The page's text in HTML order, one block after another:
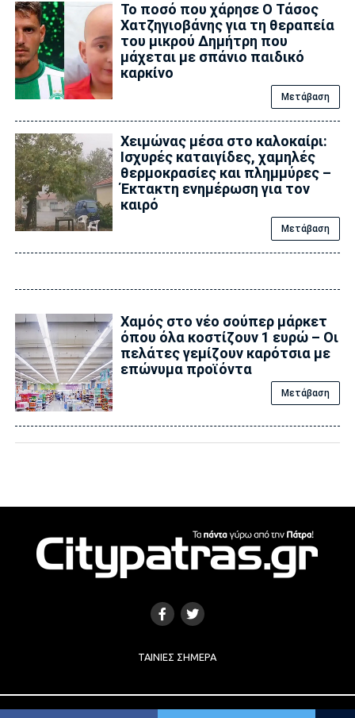
Το ποσό που χάρησε Ο Τάσος
Χατζηγιοβάνης για τη θεραπεία
του μικρού Δημήτρη που
μάχεται με σπάνιο παιδικό
καρκίνο
Μετάβαση
Χειμώνας μέσα στο καλοκαίρι:
Ισχυρές καταιγίδες, χαμηλές
θερμοκρασίες και πλημμύρες –
Έκτακτη ενημέρωση για τον
καιρό
Μετάβαση
Χαμός στο νέο σούπερ μάρκετ
όπου όλα κοστίζουν 1 ευρώ – Οι
πελάτες γεμίζουν καρότσια με
επώνυμα προϊόντα
Μετάβαση
ΤΑΙΝΊΕΣ ΣΉΜΕΡΑ